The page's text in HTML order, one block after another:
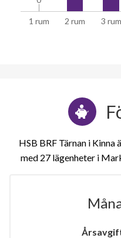
1 rum 2 rum 3 rum
HSB BRF Tärnan i
med 27 lägenheter i